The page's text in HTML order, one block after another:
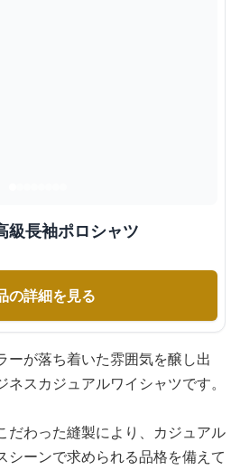
級長袖ポロシャツ
の詳細を見る
ーが落ち着いた雰囲気を醸し出
スカジュアルワイシャツです。
だわった縫製により、カジュアル
シーンで求められる品格を備えて